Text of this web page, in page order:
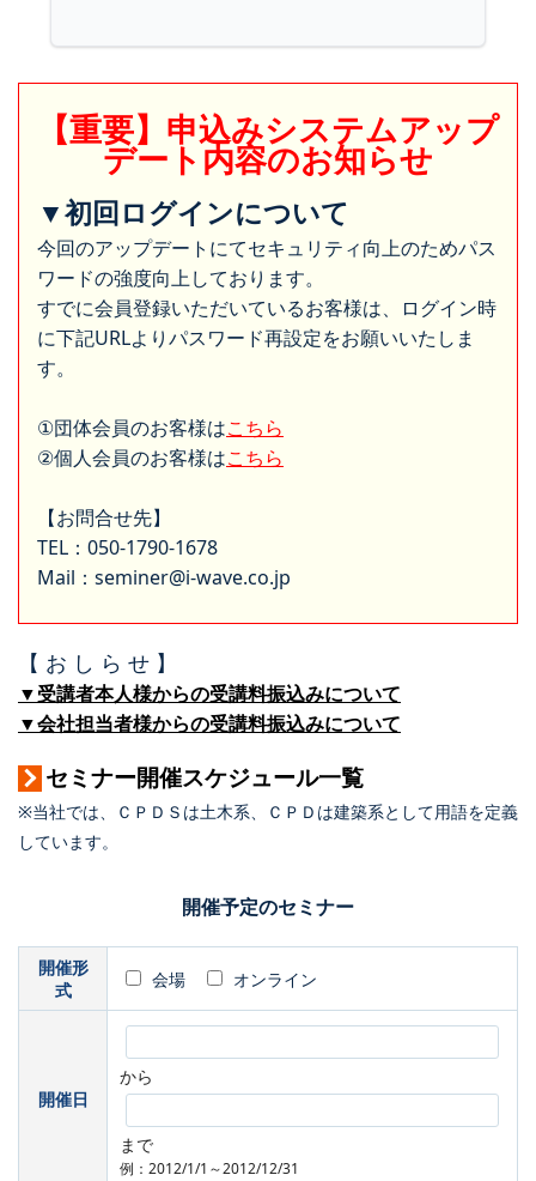
【重要】申込みシステムアップ
デート内容のお知らせ
▼初回ログインについて
今回のアップデートにてセキュリティ向上のためパス
ワードの強度向上しております。
すでに会員登録いただいているお客様は、ログイン時
に下記URLよりパスワード再設定をお願いいたしま
す。
①団体会員のお客様はこちら
②個人会員のお客様はこちら
【お問合せ先】
TEL：050-1790-1678
Mail：seminer@i-wave.co.jp
【 お し ら せ 】
▼受講者本人様からの受講料振込みについて
▼会社担当者様からの受講料振込みについて
セミナー開催スケジュール一覧
※当社では、ＣＰＤＳは土木系、ＣＰＤは建築系として用語を定義
しています。
開催予定のセミナー
開催形
式
会場 オンライン
開催日
から
まで
例：2012/1/1～2012/12/31